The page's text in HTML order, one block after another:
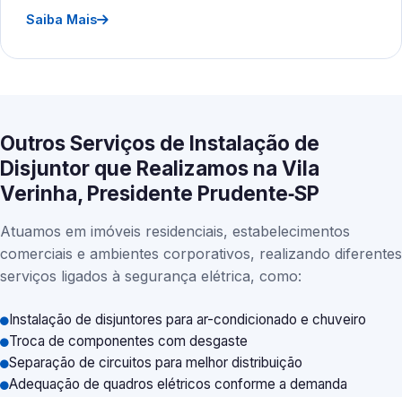
Saiba Mais
Outros Serviços de Instalação de
Disjuntor que Realizamos na Vila
Verinha, Presidente Prudente‑SP
Atuamos em imóveis residenciais, estabelecimentos
comerciais e ambientes corporativos, realizando diferentes
serviços ligados à segurança elétrica, como:
Instalação de disjuntores para ar-condicionado e chuveiro
Troca de componentes com desgaste
Separação de circuitos para melhor distribuição
Adequação de quadros elétricos conforme a demanda